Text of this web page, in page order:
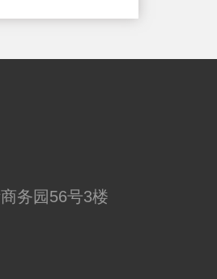
务园56号3楼